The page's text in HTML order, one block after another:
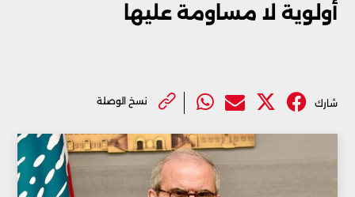
أولوية لا مساومة عليها
شارك نسخ الوصلة